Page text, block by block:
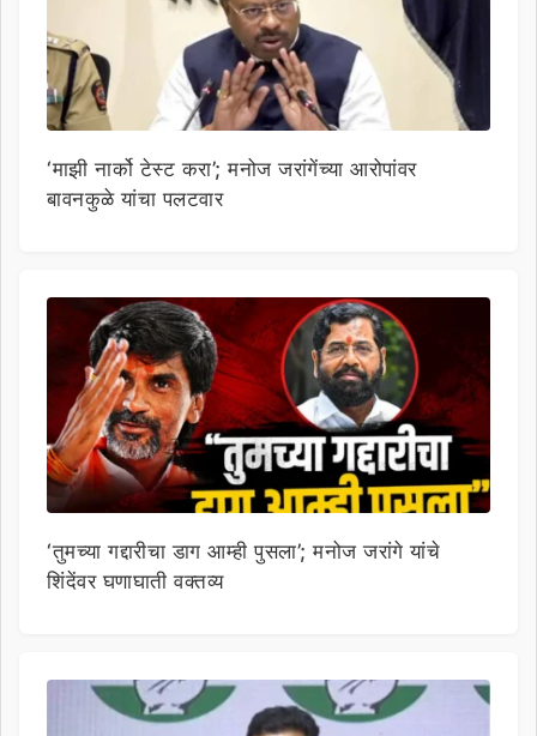
‘माझी नार्को टेस्ट करा’; मनोज जरांगेंच्या आरोपांवर
बावनकुळे यांचा पलटवार
‘तुमच्या गद्दारीचा डाग आम्ही पुसला’; मनोज जरांगे यांचे
शिंदेंवर घणाघाती वक्तव्य